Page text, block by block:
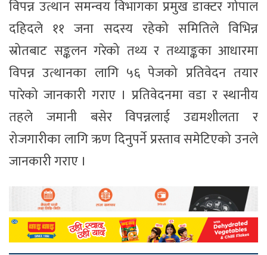
विपन्न उत्थान समन्वय विभागका प्रमुख डाक्टर गोपाल
दहिदले ११ जना सदस्य रहेको समितिले विभिन्न
स्रोतबाट सङ्कलन गरेको तथ्य र तथ्याङ्कका आधारमा
विपन्न उत्थानका लागि ५६ पेजको प्रतिवेदन तयार
पारेको जानकारी गराए । प्रतिवेदनमा वडा र स्थानीय
तहले जमानी बसेर विपन्नलाई उद्यमशीलता र
रोजगारीका लागि ऋण दिनुपर्ने प्रस्ताव समेटिएको उनले
जानकारी गराए ।